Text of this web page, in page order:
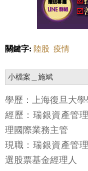
關鍵字: 陸股 疫情
小檔案＿施斌
學歷：上海復旦大
經歷：瑞銀資產管
理國際業務主管
現職：瑞銀資產管
選股票基金經理人